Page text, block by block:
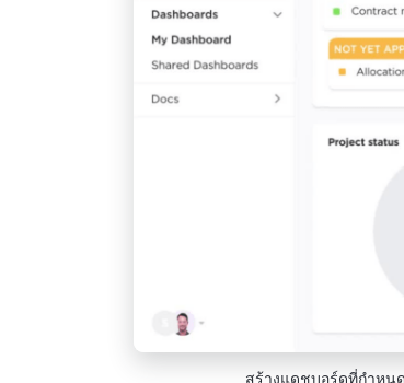
สร้างแดชบอร์ดที่กำหน